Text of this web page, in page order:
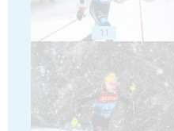
11